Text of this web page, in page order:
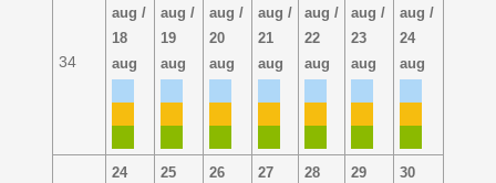
34
aug /
18
aug
aug /
19
aug
aug /
20
aug
aug /
21
aug
aug /
22
aug
aug /
23
aug
aug /
24
aug
24
25
26
27
28
29
30